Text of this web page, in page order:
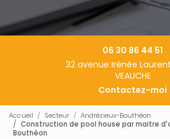
06 30 86 44 51
32 avenue Irénée
VEAUCHE
Contactez-moi
Accueil Secteur
Andrézieux-Bouthéon
Construction de pool house par maitre
Bouthéon